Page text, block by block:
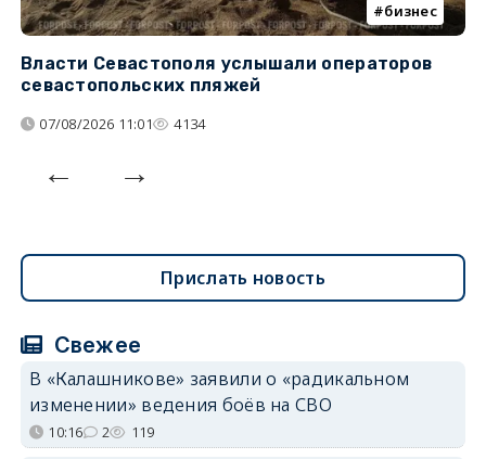
бизнес
Власти Севастополя услышали операторов
севастопольских пляжей
07/08/2026 11:01 4134
Прислать новость
Свежее
В «Калашникове» заявили о «радикальном
изменении» ведения боёв на СВО
10:16 2 119